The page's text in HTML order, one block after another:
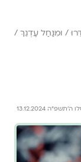
/ וּמִנַּחַל עֶדְנֵךְ /
13.12.2024